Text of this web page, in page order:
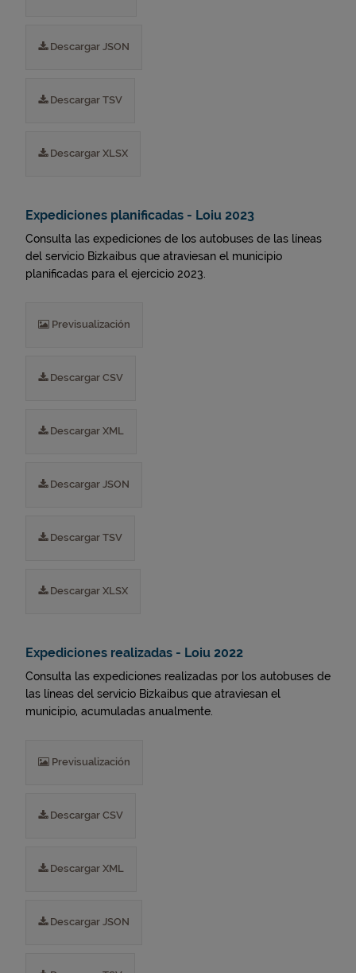
Descargar JSON
Descargar TSV
Descargar XLSX
Expediciones planificadas - Loiu 2023
Consulta las expediciones de los autobuses de las líneas
del servicio Bizkaibus que atraviesan el municipio
planificadas para el ejercicio 2023.
Previsualización
Descargar CSV
Descargar XML
Descargar JSON
Descargar TSV
Descargar XLSX
Expediciones realizadas - Loiu 2022
Consulta las expediciones realizadas por los autobuses de
las líneas del servicio Bizkaibus que atraviesan el
municipio, acumuladas anualmente.
Previsualización
Descargar CSV
Descargar XML
Descargar JSON